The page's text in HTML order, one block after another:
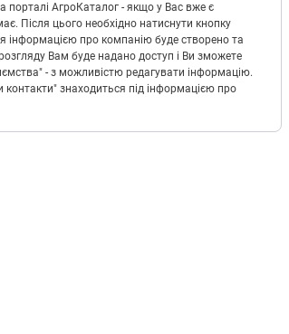
порталі АгроКаталог - якщо у Вас вже є
Після цього необхідно натиснути кнопку
інформацією про компанію буде створено та
Вам буде надано доступ і Ви зможете
- з можливістю редагувати інформацію.
контакти" знаходиться під інформацією про